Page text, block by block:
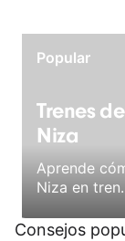
Popular
Trenes
Niza
Aprende
Niza en tren.
Consejos